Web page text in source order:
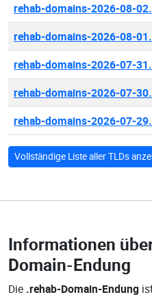
rehab-domains-2026-08-
rehab-domains-2026-08-
rehab-domains-2026-07-
rehab-domains-2026-07-
rehab-domains-2026-07-
Vollständige Liste aller TLDs
Informationen
Domain-Endung
Die .rehab-Domain-Endung